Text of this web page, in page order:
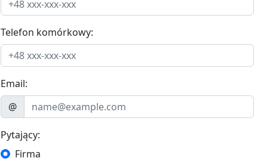
Telefon komórkowy:
Email:
@
Pytający:
Firma